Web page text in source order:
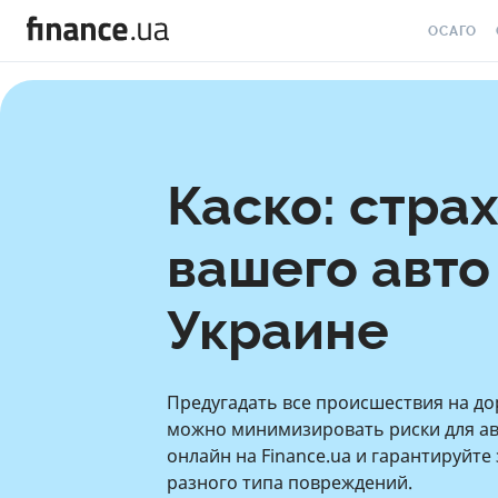
ОСАГО
ХАРЬКОВЕ
Каско:
вашего
Украине
Предугадать все происшествия на
можно минимизировать риски для
онлайн на Finance.ua и
разного типа повреждений.